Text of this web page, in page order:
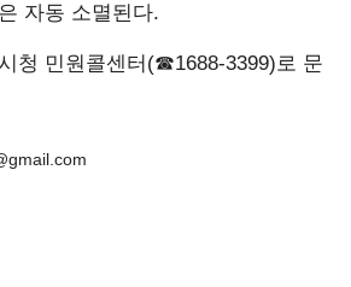
자동 소멸된다.
청 민원콜센터(☎1688-3399)로 문